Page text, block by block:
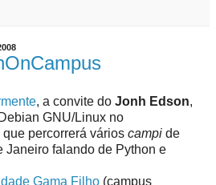
, a convite do Jonh Edson,
GNU/Linux no
que percorrerá vários campi de
Janeiro falando de Python e
Gama Filho (campus